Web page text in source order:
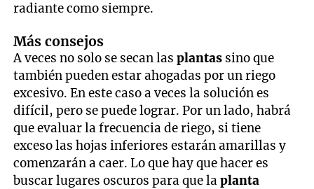
radiante como siempre.
Más consejos
A veces no solo se secan lasplantas sino que
también pueden estar ahogadas por un riego
excesivo. En este caso a veces la solución es
difícil, pero se puede lograr. Por un lado, habrá
que evaluar la frecuencia de riego, si tiene
exceso las hojas inferiores estarán amarillas y
comenzarán a caer. Lo que hay que hacer es
buscar lugares oscuros para que laplanta